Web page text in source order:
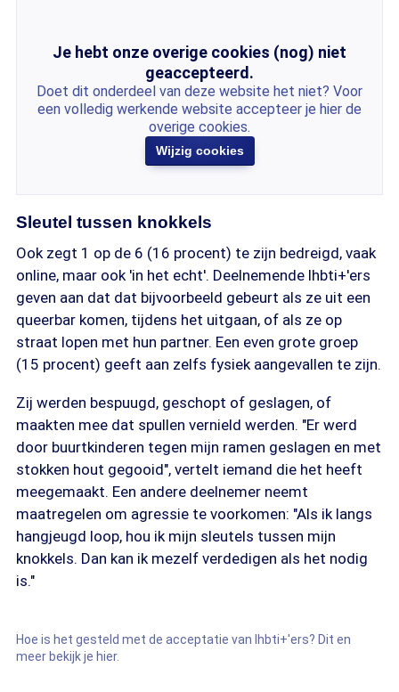
Je hebt onze overige cookies (nog) niet
geaccepteerd.
Doet dit onderdeel van deze website het niet? Voor
een volledig werkende website accepteer je hier de
overige cookies.
Wijzig cookies
Sleutel tussen knokkels
Ook zegt 1 op de 6 (16 procent) te zijn bedreigd, vaak
online, maar ook 'in het echt'. Deelnemende lhbti+'ers
geven aan dat dat bijvoorbeeld gebeurt als ze uit een
queerbar komen, tijdens het uitgaan, of als ze op
straat lopen met hun partner. Een even grote groep
(15 procent) geeft aan zelfs fysiek aangevallen te zijn.
Zij werden bespuugd, geschopt of geslagen, of
maakten mee dat spullen vernield werden. "Er werd
door buurtkinderen tegen mijn ramen geslagen en met
stokken hout gegooid", vertelt iemand die het heeft
meegemaakt. Een andere deelnemer neemt
maatregelen om agressie te voorkomen: "Als ik langs
hangjeugd loop, hou ik mijn sleutels tussen mijn
knokkels. Dan kan ik mezelf verdedigen als het nodig
is."
Hoe is het gesteld met de acceptatie van lhbti+'ers? Dit en
meer bekijk je hier.